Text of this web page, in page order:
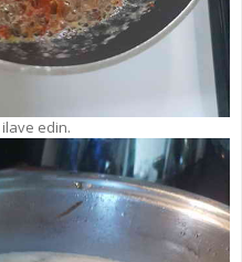
ilave edin.